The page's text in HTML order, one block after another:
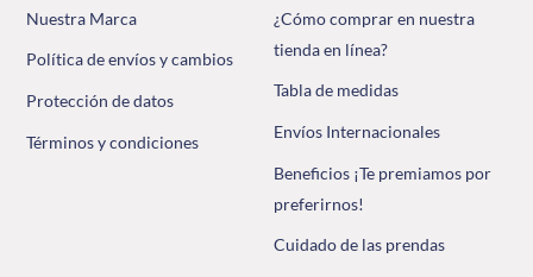
Nuestra Marca
Política de envíos y cambios
Protección de datos
Términos y condiciones
¿Cómo comprar en nuestra
tienda en línea?
Tabla de medidas
Envíos Internacionales
Beneficios ¡Te premiamos por
preferirnos!
Cuidado de las prendas